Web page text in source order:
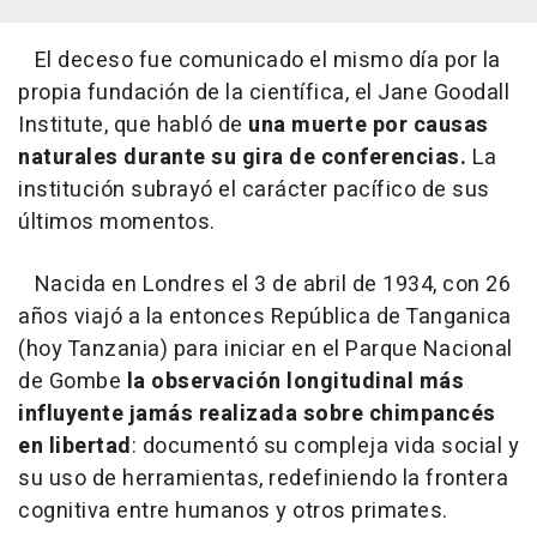
El deceso fue comunicado el mismo día por la
propia fundación de la científica, el Jane Goodall
Institute, que habló de una muerte por causas
naturales durante su gira de conferencias. La
institución subrayó el carácter pacífico de sus
últimos momentos.
Nacida en Londres el 3 de abril de 1934, con 26
años viajó a la entonces República de Tanganica
(hoy Tanzania) para iniciar en el Parque Nacional
de Gombe la observación longitudinal más
influyente jamás realizada sobre chimpancés
en libertad: documentó su compleja vida social y
su uso de herramientas, redefiniendo la frontera
cognitiva entre humanos y otros primates.